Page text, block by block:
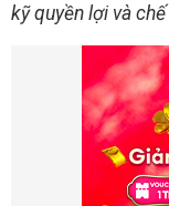
kỹ quyền lợi và